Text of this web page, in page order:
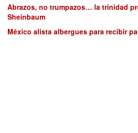
Abrazos, no trumpazos… la trinidad
Sheinbaum
México alista albergues para recibir